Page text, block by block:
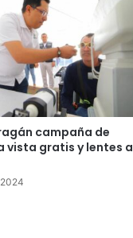
campaña de
vista gratis y lentes a